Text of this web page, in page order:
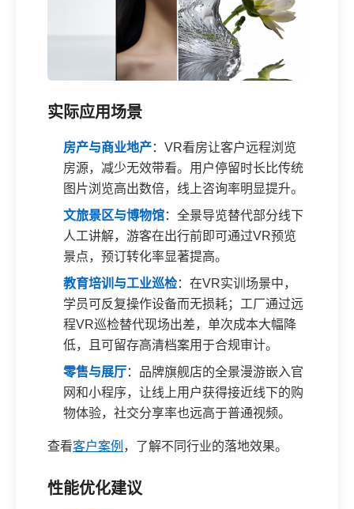
实际应用场景
房产与商业地产：VR看房让客户远程浏览
房源，减少无效带看。用户停留时长比传统
图片浏览高出数倍，线上咨询率明显提升。
文旅景区与博物馆：全景导览替代部分线下
人工讲解，游客在出行前即可通过VR预览
景点，预订转化率显著提高。
教育培训与工业巡检：在VR实训场景中，
学员可反复操作设备而无损耗；工厂通过远
程VR巡检替代现场出差，单次成本大幅降
低，且可留存高清档案用于合规审计。
零售与展厅：品牌旗舰店的全景漫游嵌入官
网和小程序，让线上用户获得接近线下的购
物体验，社交分享率也远高于普通视频。
查看客户案例 ，了解不同行业的落地效果。
性能优化建议